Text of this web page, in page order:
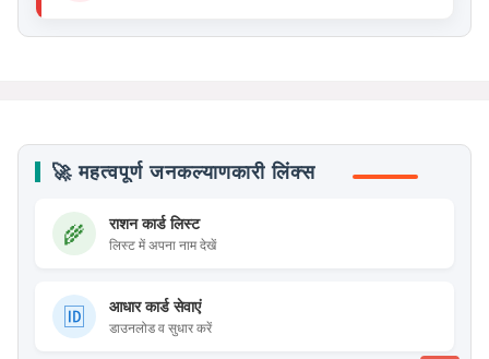
🚀 महत्वपूर्ण जनकल्याणकारी लिंक्स
🌾 राशन कार्ड लिस्ट
लिस्ट में अपना नाम देखें
🆔 आधार कार्ड सेवाएं
डाउनलोड व सुधार करें